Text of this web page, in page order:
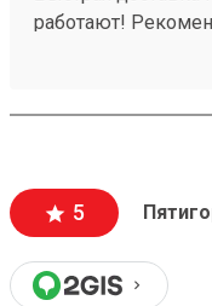
работают!
5